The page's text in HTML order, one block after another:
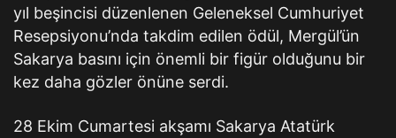
yıl beşincisi düzenlenen Geleneksel Cumhuriyet
Resepsiyonu’nda takdim edilen ödül, Mergül’ün
Sakarya basını için önemli bir figür olduğunu bir
kez daha gözler önüne serdi.
28 Ekim Cumartesi akşamı Sakarya Atatürk